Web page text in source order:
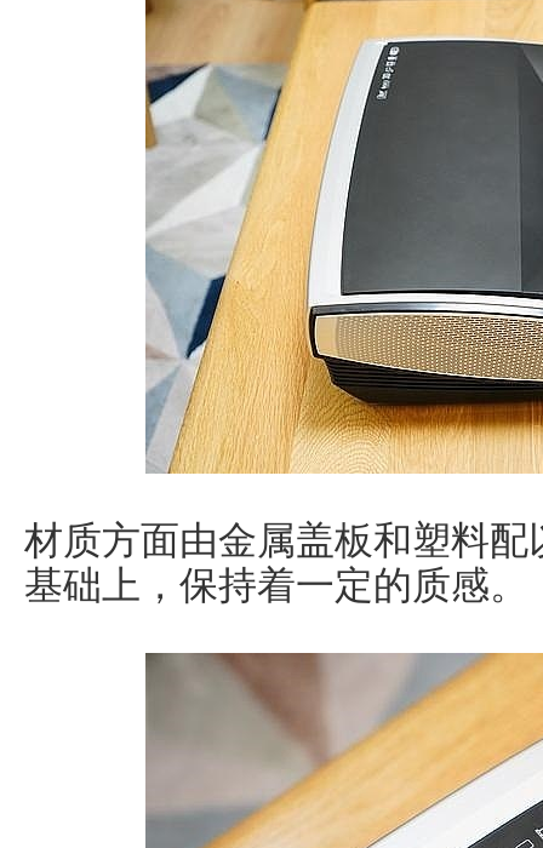
材质方面由金属盖板和塑料
基础上，保持着一定的质感。